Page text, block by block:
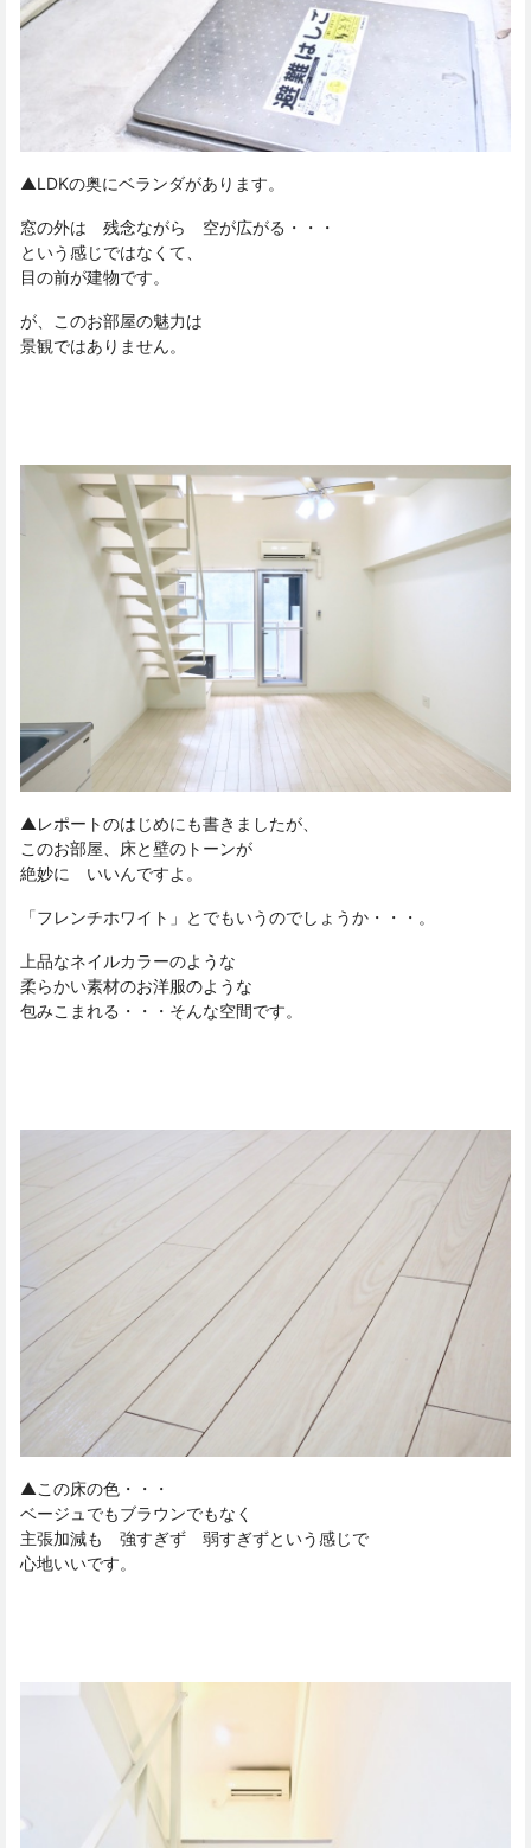
▲LDKの奥にベランダがあります。
窓の外は 残念ながら 空が広がる・・・
という感じではなくて、
目の前が建物です。
が、このお部屋の魅力は
景観ではありません。
▲レポートのはじめにも書きましたが、
このお部屋、床と壁のトーンが
絶妙に いいんですよ。
「フレンチホワイト」とでもいうのでしょうか・・・。
上品なネイルカラーのような
柔らかい素材のお洋服のような
包みこまれる・・・そんな空間です。
▲この床の色・・・
ベージュでもブラウンでもなく
主張加減も 強すぎず 弱すぎずという感じで
心地いいです。